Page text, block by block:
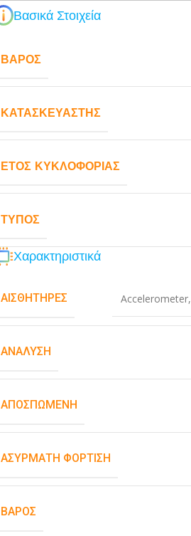
Βασικά Στοιχεία
ΒΆΡΟΣ
ΚΑΤΑΣΚΕΥΑΣΤΉΣ
ΈΤΟΣ ΚΥΚΛΟΦΟΡΊΑΣ
ΤΎΠΟΣ
Χαρακτηριστικά
ΑΙΣΘΗΤΉΡΕΣ Accelerometer,
ΑΝΆΛΥΣΗ
ΑΠΟΣΠΏΜΕΝΗ
ΑΣΎΡΜΑΤΗ ΦΌΡΤΙΣΗ
ΒΆΡΟΣ